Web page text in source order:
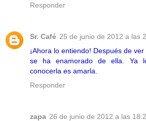
Responder
Sr. Café 25 de junio de 2012 a las
¡Ahora lo entiendo! Después de
se ha enamorado de ella. Ya
conocerla es amarla.
Responder
zapa 26 de junio de 2012 a las